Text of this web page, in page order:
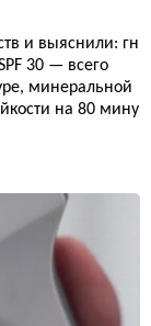
и выяснили: гн
30 — всего
минеральной
на 80 мину